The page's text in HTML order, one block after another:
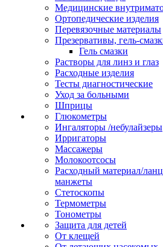
Медицинские
Ортопедические изделия
Перевязочные материалы
Презервативы, гель-
Гель смазки
Растворы для линз и глаз
Расходные изделия
Тесты диагностические
Уход за больными
Шприцы
Глюкометры
Ингаляторы /небулайзеры
Ирригаторы
Массажеры
Молокоотсосы
Расходный материал/
манжеты
Стетоскопы
Термометры
Тонометры
Защита для детей
От клещей